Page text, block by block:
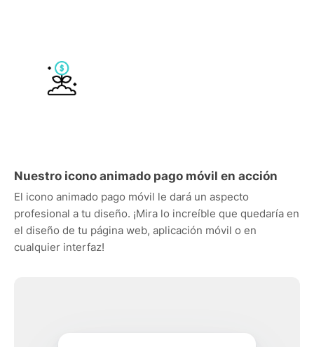
Nuestro icono animado pago móvil en acción
El icono animado pago móvil le dará un aspecto
profesional a tu diseño. ¡Mira lo increíble que quedaría en
el diseño de tu página web, aplicación móvil o en
cualquier interfaz!